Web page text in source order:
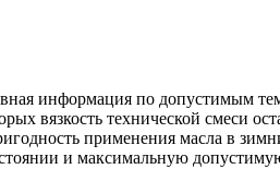
информация по допустимым
вязкость технической смеси
применения масла в
и максимальную